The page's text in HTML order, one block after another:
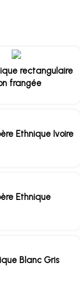
rectangulaire
frangée
Ethnique Ivoire
Ethnique
Blanc Gris